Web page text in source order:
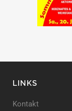
LINKS
Kontakt